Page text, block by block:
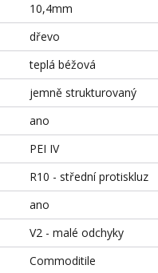
10,4mm
dřevo
teplá béžová
jemně strukturovaný
ano
PEI IV
R10 - střední protiskluz
ano
V2 - malé odchyky
Commoditile